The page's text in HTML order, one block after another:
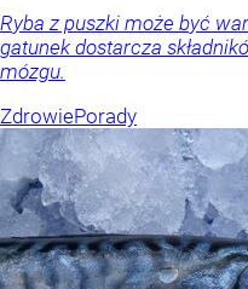
Ryba z puszki może być
gatunek dostarcza
mózgu.
ZdrowiePorady